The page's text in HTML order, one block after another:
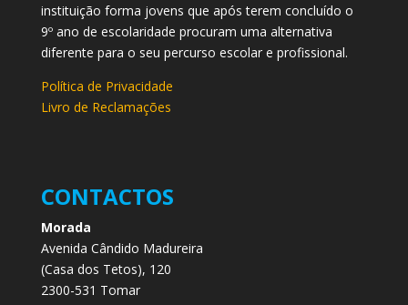
instituição forma jovens que após terem concluído o
9º ano de escolaridade procuram uma alternativa
diferente para o seu percurso escolar e profissional.
Política de Privacidade
Livro de Reclamações
CONTACTOS
Morada
Avenida Cândido Madureira
(Casa dos Tetos), 120
2300-531 Tomar